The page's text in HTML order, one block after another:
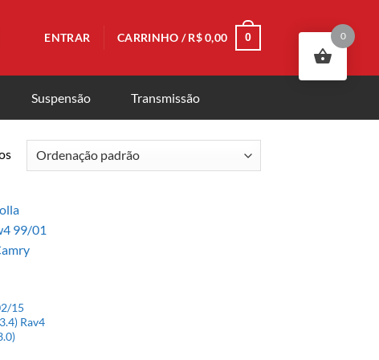
ENTRAR CARRINHO /R$0,00 0
Suspensão Transmissão
15
Rav4
0